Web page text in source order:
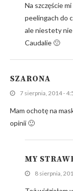
Na szczęście
peelingach do
ale niestety
Caudalie 🙁
SZARONA
7 sierpnia, 2014 -
Mam ochotę na
opinii 🙂
MY
8 sierpnia,